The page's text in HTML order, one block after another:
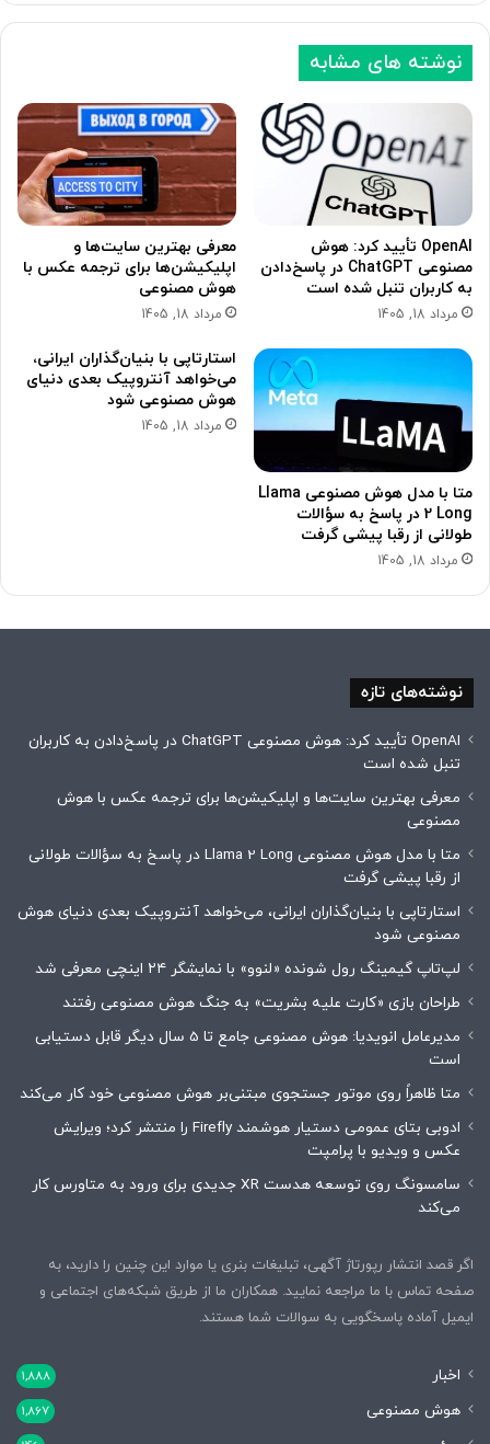
ی
ی
نوشته های مشابه
OpenAI تأیید کرد: هوش
مصنوعی ChatGPT در پاسخ‌دادن
به کاربران تنبل شده است
مرداد 18, 1405
معرفی بهترین سایت‌ها و
اپلیکیشن‌ها برای ترجمه عکس با
هوش مصنوعی
مرداد 18, 1405
متا با مدل هوش مصنوعی Llama
2 Long در پاسخ به سؤالات
طولانی از رقبا پیشی گرفت
مرداد 18, 1405
استارتاپی با بنیان‌گذاران ایرانی،
می‌خواهد آنتروپیک بعدی دنیای
هوش مصنوعی شود
مرداد 18, 1405
نوشته‌های تازه
OpenAI تأیید کرد: هوش مصنوعی ChatGPT در پاسخ‌دادن به کاربران
تنبل شده است
معرفی بهترین سایت‌ها و اپلیکیشن‌ها برای ترجمه عکس با هوش
مصنوعی
متا با مدل هوش مصنوعی Llama 2 Long در پاسخ به سؤالات طولانی
از رقبا پیشی گرفت
استارتاپی با بنیان‌گذاران ایرانی، می‌خواهد آنتروپیک بعدی دنیای هوش
مصنوعی شود
لپ‌تاپ گیمینگ رول شونده «لنوو» با نمایشگر ۲۴ اینچی معرفی شد
طراحان بازی «کارت علیه بشریت» به جنگ هوش مصنوعی رفتند
مدیرعامل انویدیا: هوش مصنوعی جامع تا 5 سال دیگر قابل دستیابی
است
متا ظاهراً روی موتور جستجوی مبتنی‌بر هوش مصنوعی خود کار می‌کند
ادوبی بتای عمومی دستیار هوشمند Firefly را منتشر کرد؛ ویرایش
عکس و ویدیو با پرامپت
سامسونگ روی توسعه هدست XR جدیدی برای ورود به متاورس کار
می‌کند
اگر قصد انتشار رپورتاژ آگهی، تبلیغات بنری یا موارد این چنین را دارید، به
صفحه تماس با ما مراجعه نمایید. همکاران ما از طریق شبکه‌های اجتماعی و
ایمیل آماده پاسخگویی به سوالات شما هستند.
اخبار 1,888
هوش مصنوعی 1,867